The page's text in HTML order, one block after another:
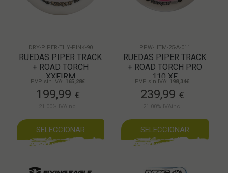
DRY-PIPER-THY-PINK-90
RUEDAS PIPER TRACK
+ ROAD TORCH
XXFIRM
PVP sin IVA: 165,28€
199,99 €
21.00% IVAinc.
SELECCIONAR
PPW-HTM-25-A-011
RUEDAS PIPER TRACK
+ ROAD TORCH PRO
110 XF
PVP sin IVA: 198,34€
239,99 €
21.00% IVAinc.
SELECCIONAR